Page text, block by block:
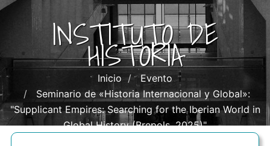
INSTITUTO DE
HISTORIA
Inicio
Evento
Seminario de «Historia Internacional y Global»:
"Supplicant Empires: Searching for the Iberian World in
Global History (Brepols, 2025)"